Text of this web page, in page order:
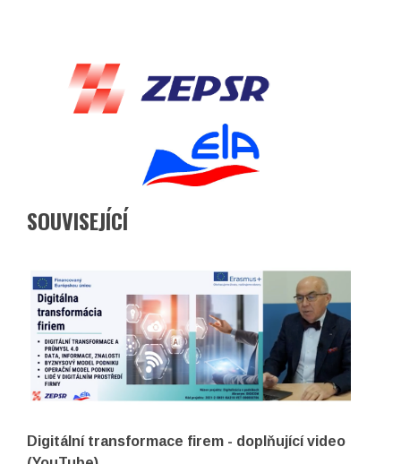
SOUVISEJÍCÍ
Digitální transformace firem - doplňující video